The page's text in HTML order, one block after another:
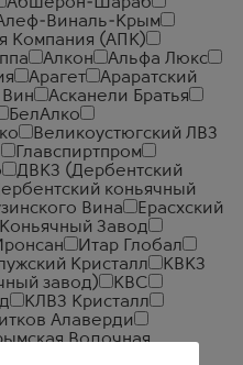
Виналь-Крым
Компания (АПК)
Алкон
Альфа Люкс
Арагет
Араратский
Асканели Братья
БелАлко
Великоустюгский ЛВЗ
Главспиртпром
ДВКЗ (Дербентский
коньячный
Вина
Ерасхский
Завод
Итар Глобал
Кристалл
КВКЗ
завод)
КВС
КЛВЗ Кристалл
Алаверди
Водочная